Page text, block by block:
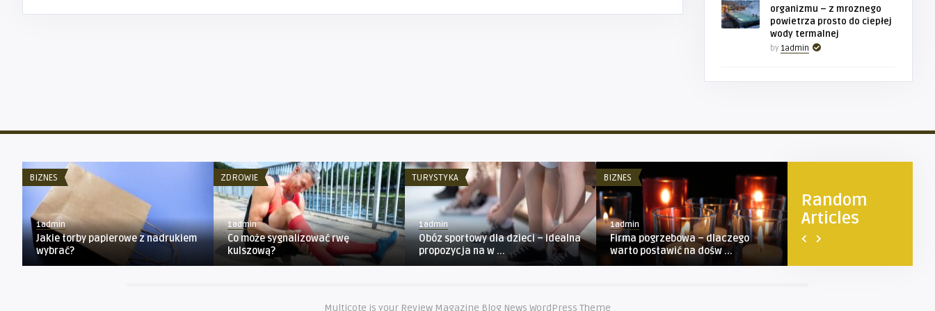
organizmu – z mroznego
powietrza prosto do ciepłej
wody termalnej
by 1admin
Random
Articles
BIZNES
1admin
Jakie torby papierowe z nadrukiem
wybrać?
ZDROWIE
1admin
Co może sygnalizować rwę
kulszową?
TURYSTYKA
1admin
Obóz sportowy dla dzieci – idealna
propozycja na w ...
BIZNES
1admin
Firma pogrzebowa – dlaczego
warto postawić na dośw ...
1admin
Padel – więcej niż tylko gra!
Multicote is your Review Magazine Blog News WordPress Theme